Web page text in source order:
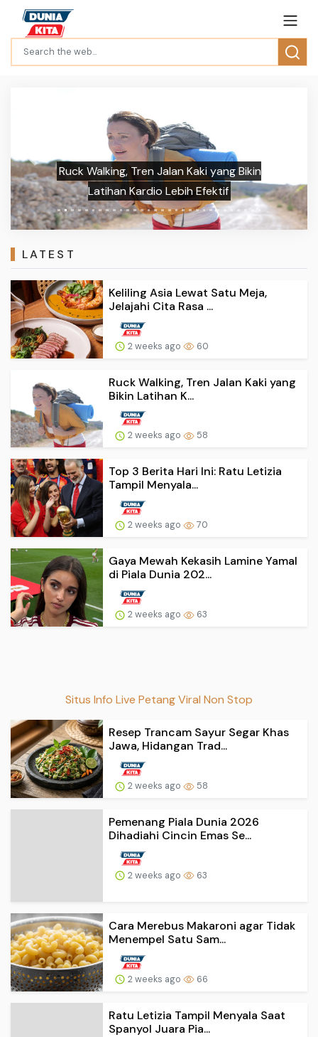
Ruck Walking, Tren Jalan Kaki yang Bikin
Latihan Kardio Lebih Efektif
Previous
LATEST
Keliling Asia Lewat Satu Meja,
Jelajahi Cita Rasa ...
2 weeks ago 60
Ruck Walking, Tren Jalan Kaki yang
Bikin Latihan K...
2 weeks ago 58
Top 3 Berita Hari Ini: Ratu Letizia
Tampil Menyala...
2 weeks ago 70
Gaya Mewah Kekasih Lamine Yamal
di Piala Dunia 202...
2 weeks ago 63
Situs Info Live Petang Viral Non Stop
Resep Trancam Sayur Segar Khas
Jawa, Hidangan Trad...
2 weeks ago 58
Pemenang Piala Dunia 2026
Dihadiahi Cincin Emas Se...
2 weeks ago 63
Cara Merebus Makaroni agar Tidak
Menempel Satu Sam...
2 weeks ago 66
Ratu Letizia Tampil Menyala Saat
Spanyol Juara Pia...